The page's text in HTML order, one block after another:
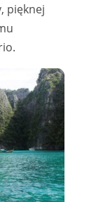
pięknej